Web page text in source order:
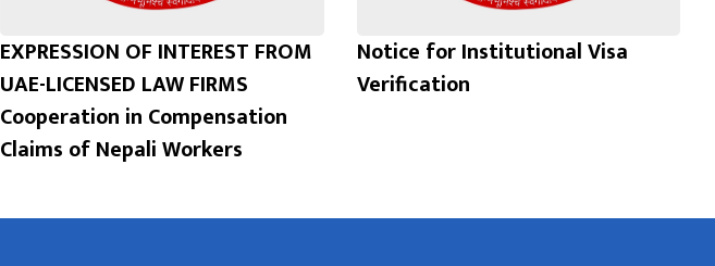
EXPRESSION OF INTEREST FROM
UAE-LICENSED LAW FIRMS
Cooperation in Compensation
Claims of Nepali Workers
Notice for Institutional Visa
Verification